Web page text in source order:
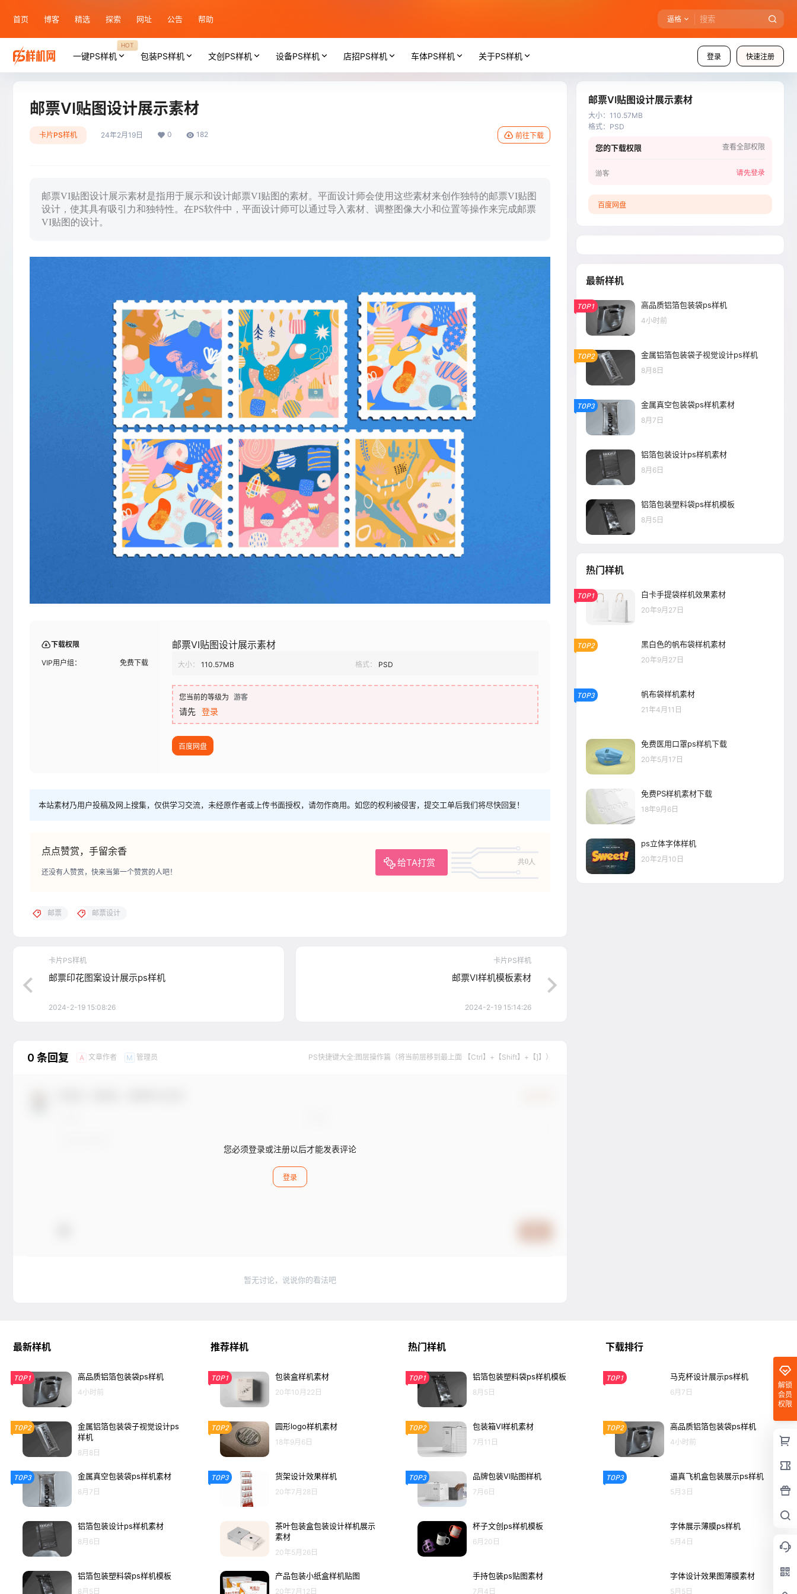
首页 博客 精选 探索 网址 公告 帮助 逼格
登录 快速注册
一键PS样机
HOT
包装PS样机 文创PS样机 设备PS样机 店招PS样机 车体PS样机 关于PS样机
邮票VI贴图设计展示素材
卡片PS样机 24年2月19日 0 182 前往下载
邮票VI贴图设计展示素材是指用于展示和设计邮票VI贴图的素材。平面设计师会使用这些素材来创作独特的邮票VI贴图
设计，使其具有吸引力和独特性。在PS软件中，平面设计师可以通过导入素材、调整图像大小和位置等操作来完成邮票
VI贴图的设计。
下载权限
VIP用户组： 免费下载
邮票VI贴图设计展示素材
大小： 110.57MB 格式： PSD
您当前的等级为 游客
请先 登录
百度网盘
本站素材乃用户投稿及网上搜集，仅供学习交流，未经原作者或上传书面授权，请勿作商用。如您的权利被侵害，提交工单后我们将尽快回复！
点点赞赏，手留余香
给TA打赏 共0人
还没有人赞赏，快来当第一个赞赏的人吧！
邮票 邮票设计
卡片PS样机
邮票印花图案设计展示ps样机
2024-2-19 15:08:26
卡片PS样机
邮票VI样机模板素材
2024-2-19 15:14:26
0 条回复 A 文章作者 M 管理员 PS快捷键大全:图层操作篇（将当前层移到最上面 【Ctrl】+【Shift】+【]】）
您必须登录或注册以后才能发表评论
登录
暂无讨论，说说你的看法吧
邮票VI贴图设计展示素材
大小： 110.57MB
格式： PSD
您的下载权限 查看全部权限
游客 请先登录
百度网盘
最新样机
TOP1 高品质铝箔包装袋ps样机
4小时前
TOP2 金属铝箔包装袋子视觉设计ps样机
8月8日
TOP3 金属真空包装袋ps样机素材
8月7日
铝箔包装设计ps样机素材
8月6日
铝箔包装塑料袋ps样机模板
8月5日
热门样机
TOP1 白卡手提袋样机效果素材
20年9月27日
TOP2 黑白色的帆布袋样机素材
20年9月27日
TOP3 帆布袋样机素材
21年4月11日
免费医用口罩ps样机下载
20年5月17日
免费PS样机素材下载
18年9月6日
ps立体字体样机
20年2月10日
解锁
会员
权限
最新样机
TOP1 高品质铝箔包装袋ps样机
4小时前
TOP2
金属铝箔包装袋子视觉设计ps
样机
8月8日
TOP3 金属真空包装袋ps样机素材
8月7日
铝箔包装设计ps样机素材
8月6日
铝箔包装塑料袋ps样机模板
8月5日
推荐样机
TOP1 包装盒样机素材
20年10月22日
TOP2 圆形logo样机素材
18年9月6日
TOP3 货架设计效果样机
20年7月28日
茶叶包装盒包装设计样机展示
素材
20年5月26日
产品包装小纸盒样机贴图
20年7月12日
热门样机
TOP1 铝箔包装塑料袋ps样机模板
8月5日
TOP2 包装箱VI样机素材
7月11日
TOP3 品牌包装VI贴图样机
7月6日
杯子文创ps样机模板
6月20日
手持包装ps贴图素材
7月4日
下载排行
TOP1 马克杯设计展示ps样机
6月7日
TOP2 高品质铝箔包装袋ps样机
4小时前
TOP3 逼真飞机盒包装展示ps样机
5月3日
字体展示薄膜ps样机
5月4日
字体设计效果图薄膜素材
5月5日